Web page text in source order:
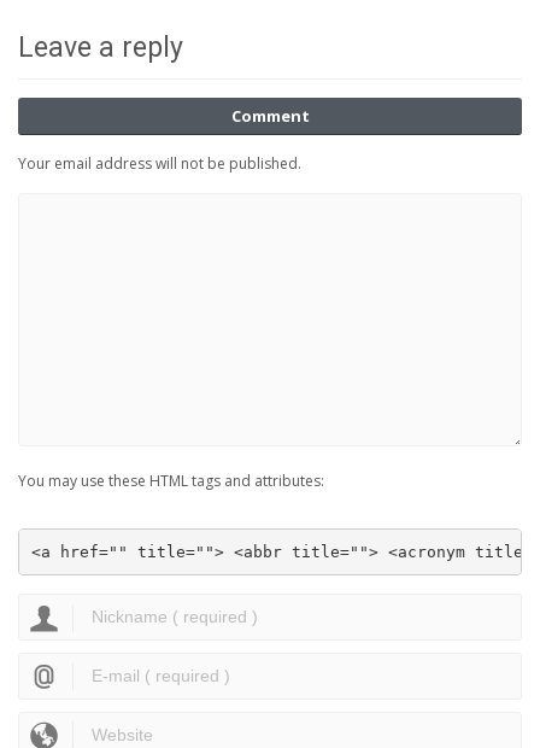
Leave a reply
Comment
Your email address will not be published.
You may use these HTML tags and attributes:
<a href="" title=""> <abbr title=""> <acronym